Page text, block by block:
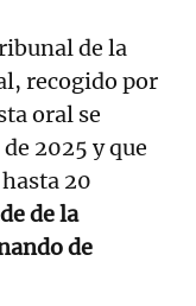
de la
recogido por
oral se
2025 y que
20
de la
de